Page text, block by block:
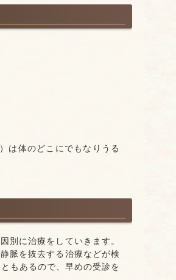
は体のどこにでもなりうる
別に治療をしていきます。
脈を抜去する治療などが検
もあるので、早めの受診を